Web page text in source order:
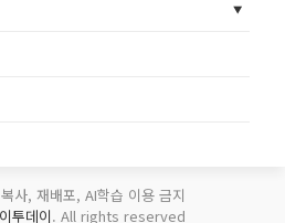
사, 재배포, AI학습 이용 금지
이투데이. All rights reserved